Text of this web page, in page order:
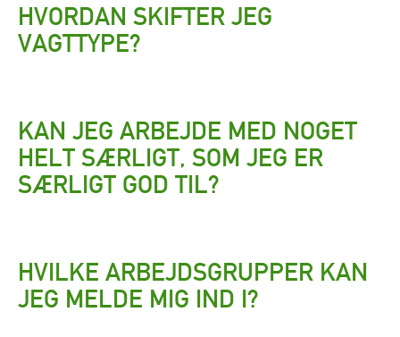
HVORDAN SKIFTER JEG
VAGTTYPE?
KAN JEG ARBEJDE MED NOGET
HELT SÆRLIGT, SOM JEG ER
SÆRLIGT GOD TIL?
HVILKE ARBEJDSGRUPPER KAN
JEG MELDE MIG IND I?